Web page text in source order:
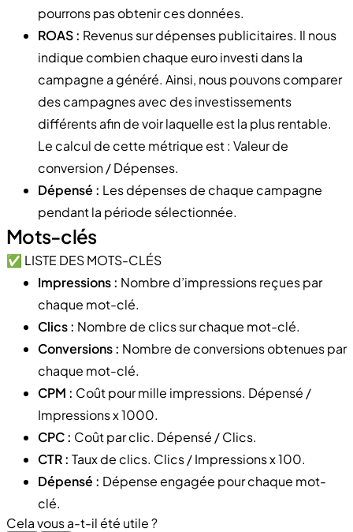
pourrons pas obtenir ces données.
ROAS : Revenus sur dépenses publicitaires. Il nous
indique combien chaque euro investi dans la
campagne a généré. Ainsi, nous pouvons comparer
des campagnes avec des investissements
différents afin de voir laquelle est la plus rentable.
Le calcul de cette métrique est : Valeur de
conversion / Dépenses.
Dépensé : Les dépenses de chaque campagne
pendant la période sélectionnée.
Mots-clés
✅ LISTE DES MOTS-CLÉS
Impressions : Nombre d’impressions reçues par
chaque mot-clé.
Clics : Nombre de clics sur chaque mot-clé.
Conversions : Nombre de conversions obtenues par
chaque mot-clé.
CPM : Coût pour mille impressions. Dépensé /
Impressions x 1000.
CPC : Coût par clic. Dépensé / Clics.
CTR : Taux de clics. Clics / Impressions x 100.
Dépensé : Dépense engagée pour chaque mot-
clé.
Cela vous a-t-il été utile ?